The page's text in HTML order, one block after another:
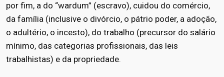
por fim, a do “wardum” (escravo), cuidou do comércio,
da família (inclusive o divórcio, o pátrio poder, a adoção,
o adultério, o incesto), do trabalho (precursor do salário
mínimo, das categorias profissionais, das leis
trabalhistas) e da propriedade.